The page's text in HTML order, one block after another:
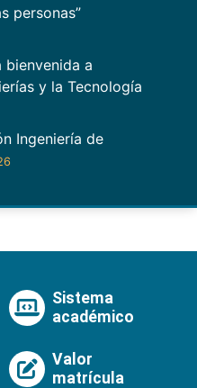
personas”
bienvenida a
y la Tecnología
Ingeniería de
Sistema
académico
Valor
matrícula